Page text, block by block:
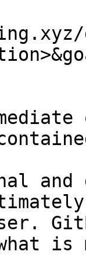
and
what